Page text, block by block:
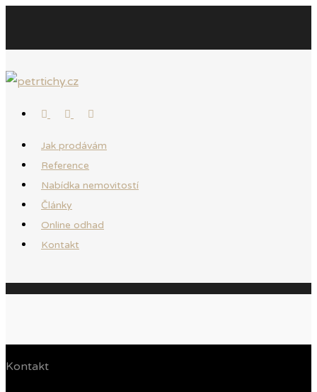
Jak prodávám
Reference
Nabídka nemovitostí
Články
Online odhad
Kontakt
Kontakt